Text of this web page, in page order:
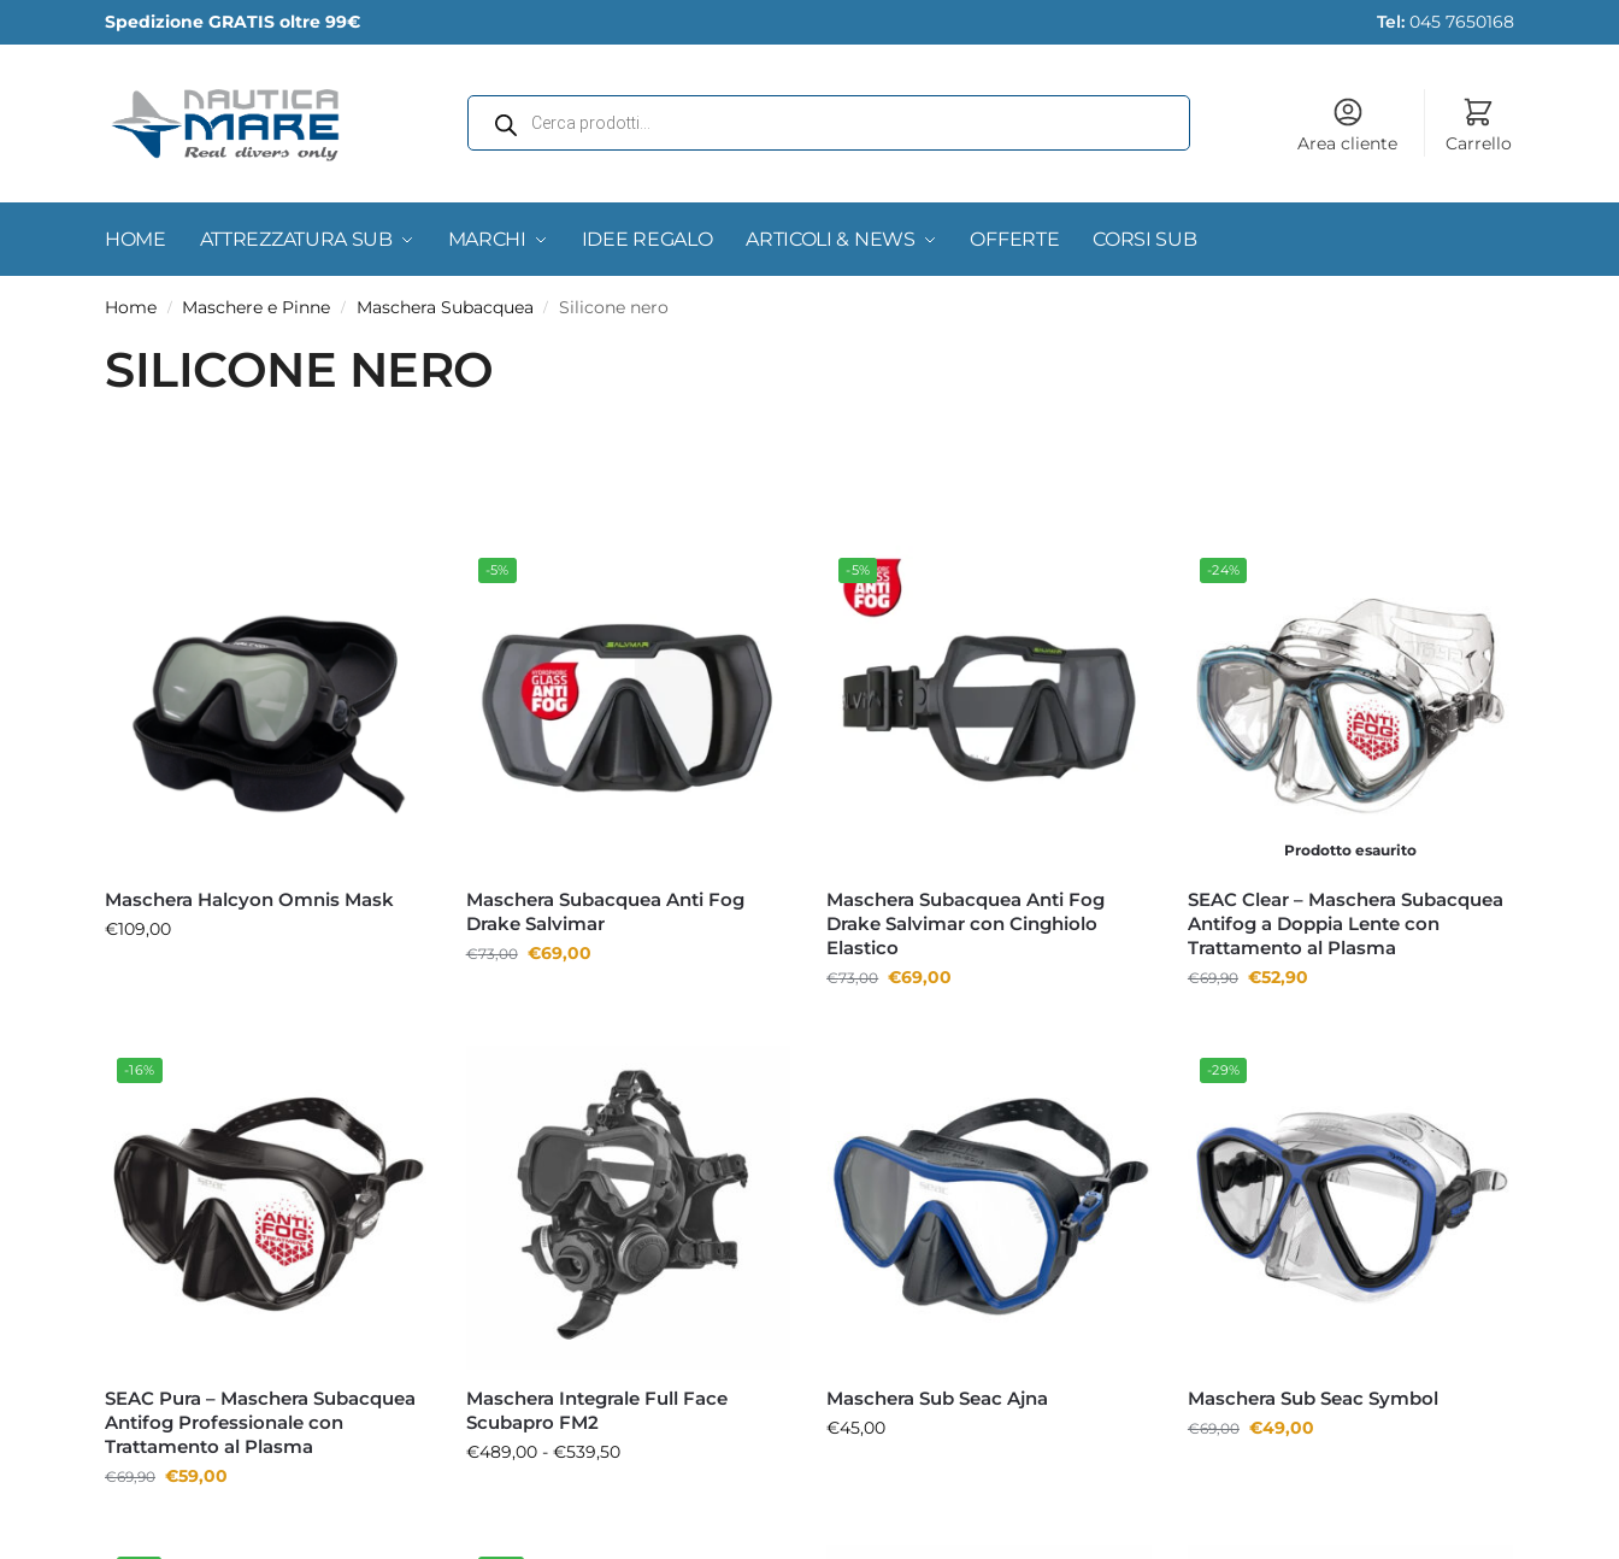
Spedizione GRATIS oltre 99€ Tel: 045 7650168
Area cliente Carrello
HOME ATTREZZATURA SUB MARCHI IDEE REGALO ARTICOLI & NEWS OFFERTE CORSI SUB
Home / Maschere e Pinne / Maschera Subacquea / Silicone nero
SILICONE NERO
Maschera Halcyon Omnis Mask
€109,00
-5%
Maschera Subacquea Anti Fog
Drake Salvimar
€73,00 €69,00
-5%
Maschera Subacquea Anti Fog
Drake Salvimar con Cinghiolo
Elastico
€73,00 €69,00
-24%
Prodotto esaurito
SEAC Clear – Maschera Subacquea
Antifog a Doppia Lente con
Trattamento al Plasma
€69,90 €52,90
-16%
SEAC Pura – Maschera Subacquea
Antifog Professionale con
Trattamento al Plasma
€69,90 €59,00
Maschera Integrale Full Face
Scubapro FM2
€489,00 - €539,50
Maschera Sub Seac Ajna
€45,00
-29%
Maschera Sub Seac Symbol
€69,00 €49,00